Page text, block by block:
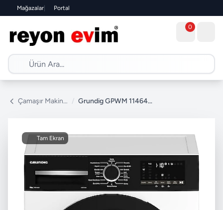
Mağazalar| Portal
0
Çamaşır Makinesi / Grundig GPWM 114643 1400 Devir 11 kg Çamaşır Makinesi
Tam Ekran